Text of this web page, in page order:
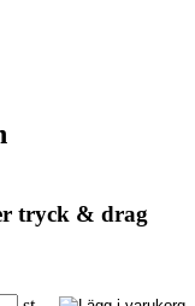
tryck & drag